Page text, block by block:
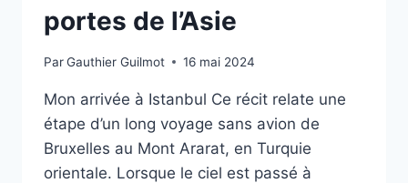
portes de l’Asie
ParGauthier Guilmot 16 mai 2024
Mon arrivée à Istanbul Ce récit relate une
étape d’un long voyage sans avion de
Bruxelles au Mont Ararat, en Turquie
orientale. Lorsque le ciel est passé à